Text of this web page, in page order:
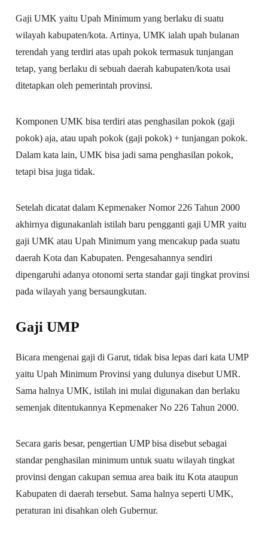
Gaji UMK yaitu Upah Minimum yang berlaku di suatu
wilayah kabupaten/kota. Artinya, UMK ialah upah bulanan
terendah yang terdiri atas upah pokok termasuk tunjangan
tetap, yang berlaku di sebuah daerah kabupaten/kota usai
ditetapkan oleh pemerintah provinsi.
Komponen UMK bisa terdiri atas penghasilan pokok (gaji
pokok) aja, atau upah pokok (gaji pokok) + tunjangan pokok.
Dalam kata lain, UMK bisa jadi sama penghasilan pokok,
tetapi bisa juga tidak.
Setelah dicatat dalam Kepmenaker Nomor 226 Tahun 2000
akhirnya digunakanlah istilah baru pengganti gaji UMR yaitu
gaji UMK atau Upah Minimum yang mencakup pada suatu
daerah Kota dan Kabupaten. Pengesahannya sendiri
dipengaruhi adanya otonomi serta standar gaji tingkat provinsi
pada wilayah yang bersaungkutan.
Gaji UMP
Bicara mengenai gaji di Garut, tidak bisa lepas dari kata UMP
yaitu Upah Minimum Provinsi yang dulunya disebut UMR.
Sama halnya UMK, istilah ini mulai digunakan dan berlaku
semenjak ditentukannya Kepmenaker No 226 Tahun 2000.
Secara garis besar, pengertian UMP bisa disebut sebagai
standar penghasilan minimum untuk suatu wilayah tingkat
provinsi dengan cakupan semua area baik itu Kota ataupun
Kabupaten di daerah tersebut. Sama halnya seperti UMK,
peraturan ini disahkan oleh Gubernur.